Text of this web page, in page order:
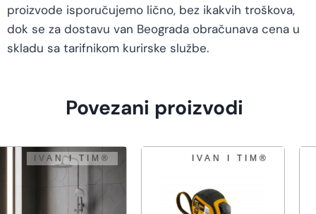
proizvode isporučujemo lično, bez ikakvih troškova,
dok se za dostavu van Beograda obračunava cena u
skladu sa tarifnikom kurirske službe.
Povezani proizvodi